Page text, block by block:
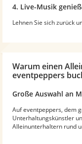
4. Live-Musik
Lehnen Sie sich zurück
Warum einen
eventpeppers
Große Auswahl an
Auf eventpeppers, dem
Unterhaltungskünstler
Alleinunterhaltern rund